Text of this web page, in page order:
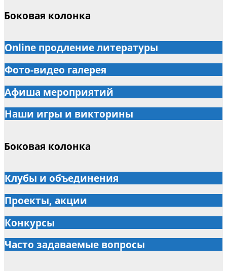
Боковая колонка
Online продление литературы
Фото-видео галерея
Афиша мероприятий
Наши игры и викторины
Боковая колонка
Клубы и объединения
Проекты, акции
Конкурсы
Часто задаваемые вопросы